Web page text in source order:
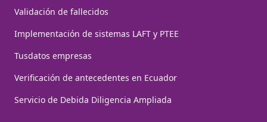
Validación de fallecidos
Implementación de sistemas LAFT y PTEE
Tusdatos empresas
Verificación de antecedentes en Ecuador
Servicio de Debida Diligencia Ampliada